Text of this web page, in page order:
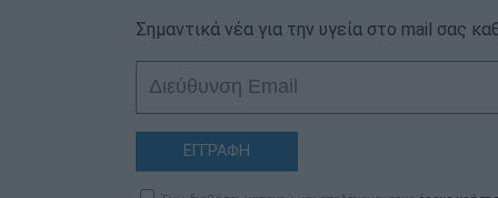
Σημαντικά νέα για την υγεία στο mail σας
ΕΓΓΡΑΦΗ